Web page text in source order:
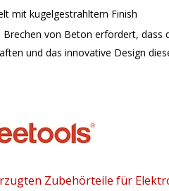
mit kugelgestrahltem Finish
Brechen von Beton erfordert,
und das innovative Design
Zubehörteile für